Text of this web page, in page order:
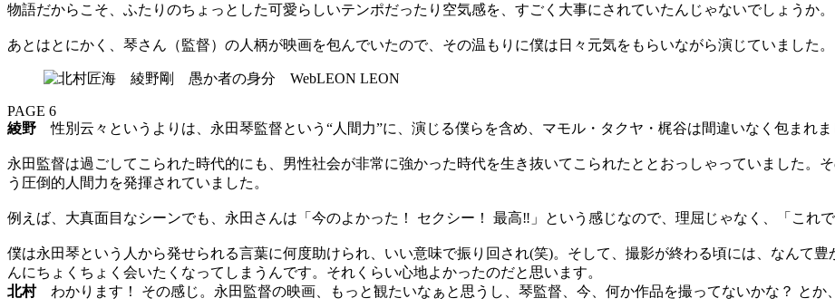
物語だからこそ、ふたりのちょっとした可愛らしいテンポだったり空気感を、すごく大事にされていたんじゃないでしょうか。
あとはとにかく、琴さん（監督）の人柄が映画を包んでいたので、その温もりに僕は日々元気をもらいながら演じていました。
PAGE 6
綾野 性別云々というよりは、永田琴監督という“人間力”に、演じる僕らを含め、マモル・タクヤ・梶谷は間違いなく包まれま
永田監督は過ごしてこられた時代的にも、男性社会が非常に強かった時代を生き抜いてこられたととおっしゃっていました。
う圧倒的人間力を発揮されていました。
例えば、大真面目なシーンでも、永田さんは「今のよかった！ セクシー！ 最高‼」という感じなので、理屈じゃなく、「これ
僕は永田琴という人から発せられる言葉に何度助けられ、いい意味で振り回され(笑)。そして、撮影が終わる頃には、なんて
んにちょくちょく会いたくなってしまうんです。それくらい心地よかったのだと思います。
北村わかります！ その感じ。永田監督の映画、もっと観たいなぁと思うし、琴監督、今、何か作品を撮ってないかな？ とか